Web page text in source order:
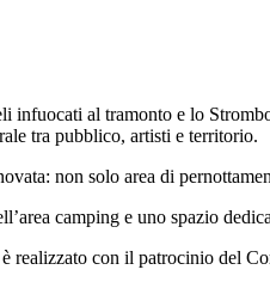
al tramonto e lo
tra pubblico, artisti e territorio.
non solo area di
camping e uno spazio
realizzato con il patrocinio del